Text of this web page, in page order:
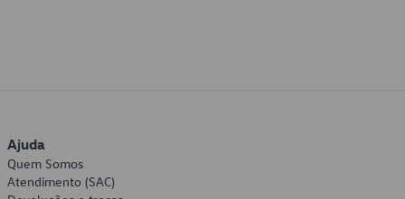
Ajuda
Quem Somos
Atendimento (SAC)